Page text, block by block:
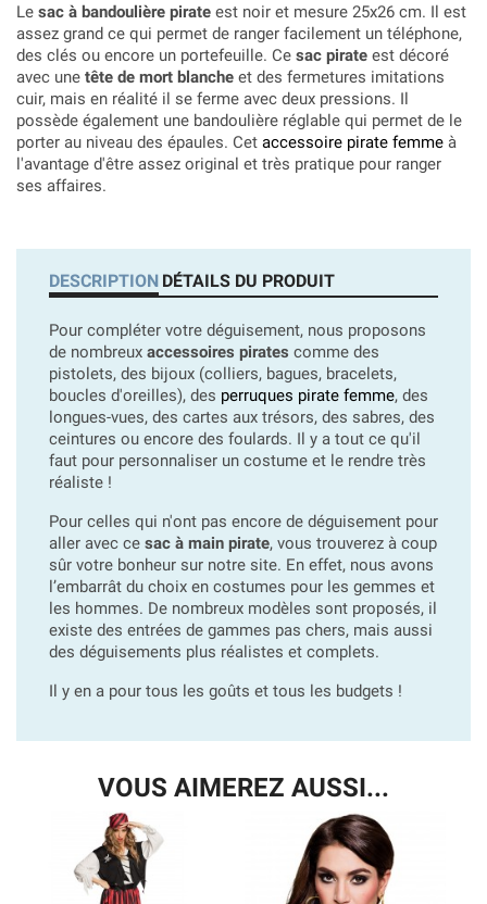
Le sac à bandoulière pirate est noir et mesure 25x26 cm. Il est
assez grand ce qui permet de ranger facilement un téléphone,
des clés ou encore un portefeuille. Ce sac pirate est décoré
avec une tête de mort blanche et des fermetures imitations
cuir, mais en réalité il se ferme avec deux pressions. Il
possède également une bandoulière réglable qui permet de le
porter au niveau des épaules. Cet accessoire pirate femme à
l'avantage d'être assez original et très pratique pour ranger
ses affaires.
DESCRIPTION DÉTAILS DU PRODUIT
Pour compléter votre déguisement, nous proposons
de nombreux accessoires pirates comme des
pistolets, des bijoux (colliers, bagues, bracelets,
boucles d'oreilles), des perruques pirate femme, des
longues-vues, des cartes aux trésors, des sabres, des
ceintures ou encore des foulards. Il y a tout ce qu'il
faut pour personnaliser un costume et le rendre très
réaliste !
Pour celles qui n'ont pas encore de déguisement pour
aller avec ce sac à main pirate, vous trouverez à coup
sûr votre bonheur sur notre site. En effet, nous avons
l’embarrât du choix en costumes pour les gemmes et
les hommes. De nombreux modèles sont proposés, il
existe des entrées de gammes pas chers, mais aussi
des déguisements plus réalistes et complets.
Il y en a pour tous les goûts et tous les budgets !
VOUS AIMEREZ AUSSI...